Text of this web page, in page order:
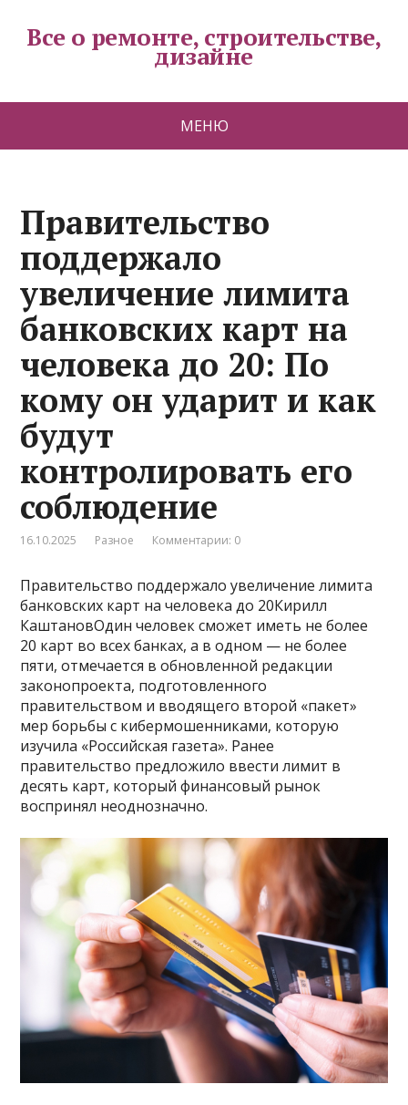
Все о ремонте, строительстве,
дизайне
МЕНЮ
Правительство
поддержало
увеличение лимита
банковских карт на
человека до 20: По
кому он ударит и как
будут
контролировать его
соблюдение
16.10.2025 Разное Комментарии: 0
Правительство поддержало увеличение лимита
банковских карт на человека до 20Кирилл
КаштановОдин человек сможет иметь не более
20 карт во всех банках, а в одном — не более
пяти, отмечается в обновленной редакции
законопроекта, подготовленного
правительством и вводящего второй «пакет»
мер борьбы с кибермошенниками, которую
изучила «Российская газета». Ранее
правительство предложило ввести лимит в
десять карт, который финансовый рынок
воспринял неоднозначно.